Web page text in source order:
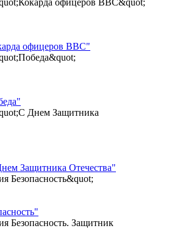
офицеров ВВС"
Защитника Отечества"